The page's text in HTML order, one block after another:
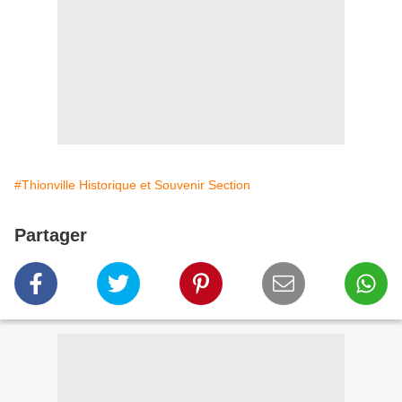
#Thionville Historique et Souvenir Section
Partager